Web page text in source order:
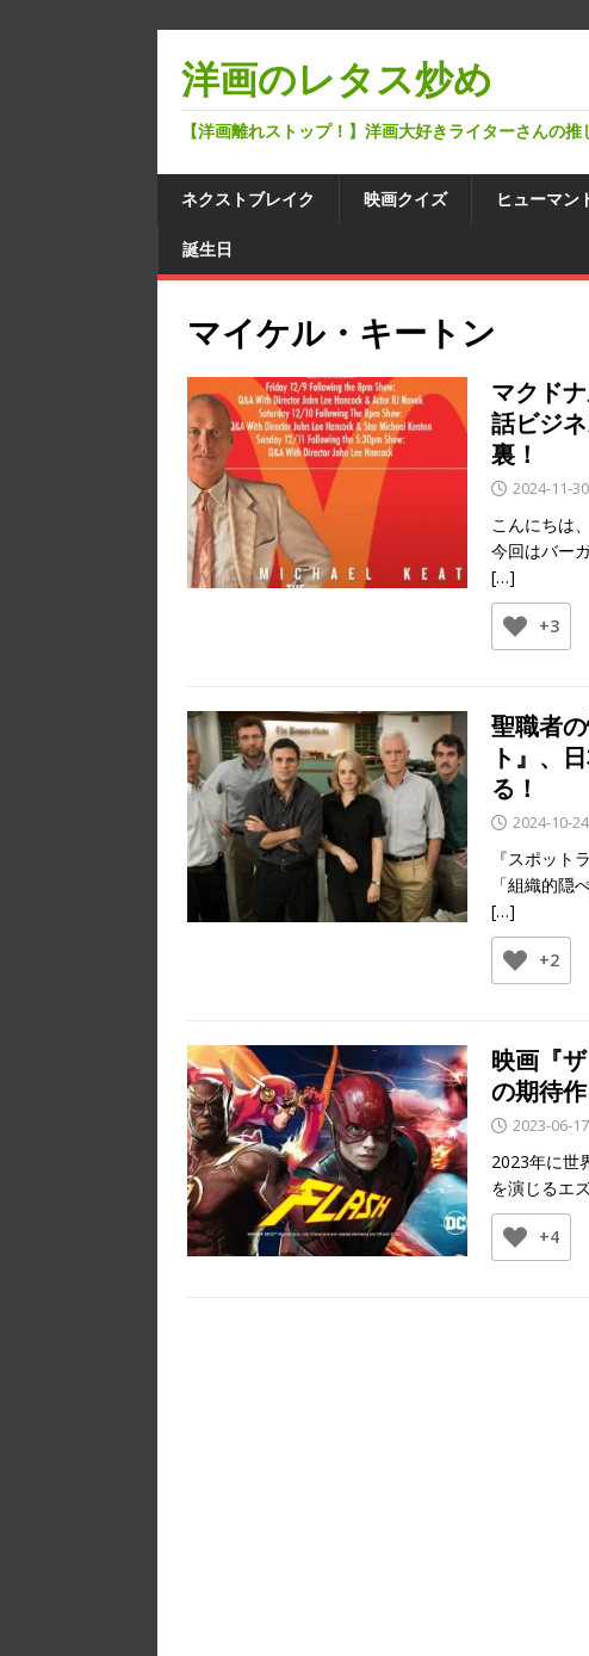
洋画のレタス炒め
【洋画離れストップ！】洋画大好きライターさんの
ネクストブレイク 映画クイズ ヒューマン
誕生日
マイケル・キートン
マクド
話ビジ
裏！
2024-11-30
こんにちは
今回はバー
[…]
+3
聖職者
ト』、
る！
2024-10-24
『スポット
「組織的隠
[…]
+2
映画『
の期待
2023-06-17
2023年に世
を演じるエ
+4